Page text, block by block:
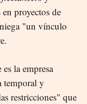
proyectos de
"un vínculo
la empresa
temporal y
restricciones" que